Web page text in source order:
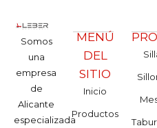
Somos
una
empresa
de
Alicante
especializada
MENÚ
DEL
SITIO
Inicio
Productos